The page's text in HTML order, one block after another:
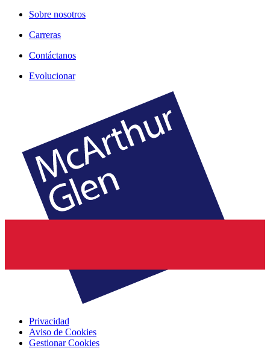
Sobre nosotros
Carreras
Contáctanos
Evolucionar
Privacidad
Aviso de Cookies
Gestionar Cookies